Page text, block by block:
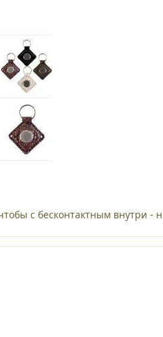
с бесконтактным внутри -